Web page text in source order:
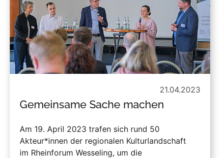
21.04.2023
Gemeinsame Sache machen
Am 19. April 2023 trafen sich rund 50
Akteur*innen der regionalen Kulturlandschaft
im Rheinforum Wesseling, um die